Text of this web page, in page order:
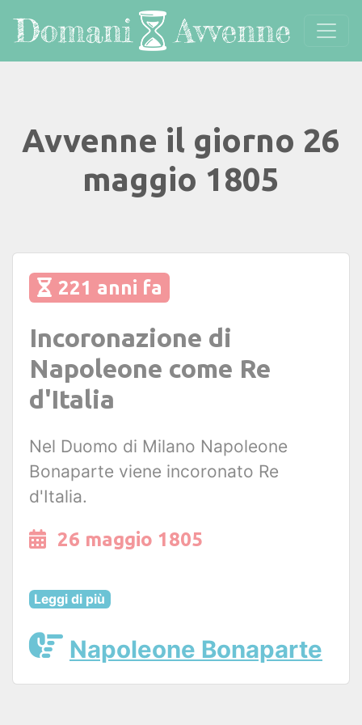
Avvenne il giorno 26
maggio 1805
221 anni fa
Incoronazione di
Napoleone come Re
d'Italia
Nel Duomo di Milano Napoleone
Bonaparte viene incoronato Re
d'Italia.
26 maggio 1805
Leggi di più
Napoleone Bonaparte